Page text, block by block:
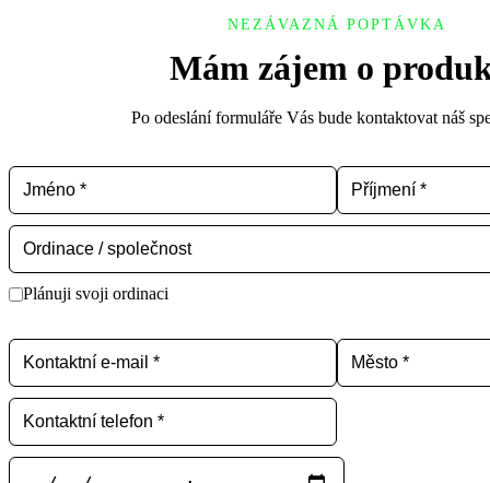
NEZÁVAZNÁ POPTÁVKA
Mám zájem o
Po odeslání formuláře Vás bude kontaktovat náš
Plánuji svoji ordinaci